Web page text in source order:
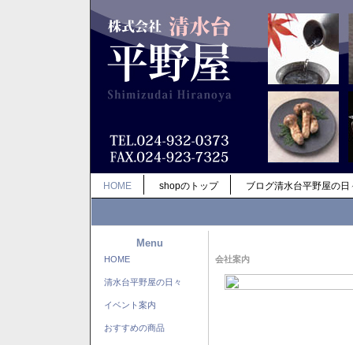
HOME shopのトップ ブログ清水台平野屋の日
Menu
HOME
清水台平野屋の日々
イベント案内
おすすめの商品
会社案内